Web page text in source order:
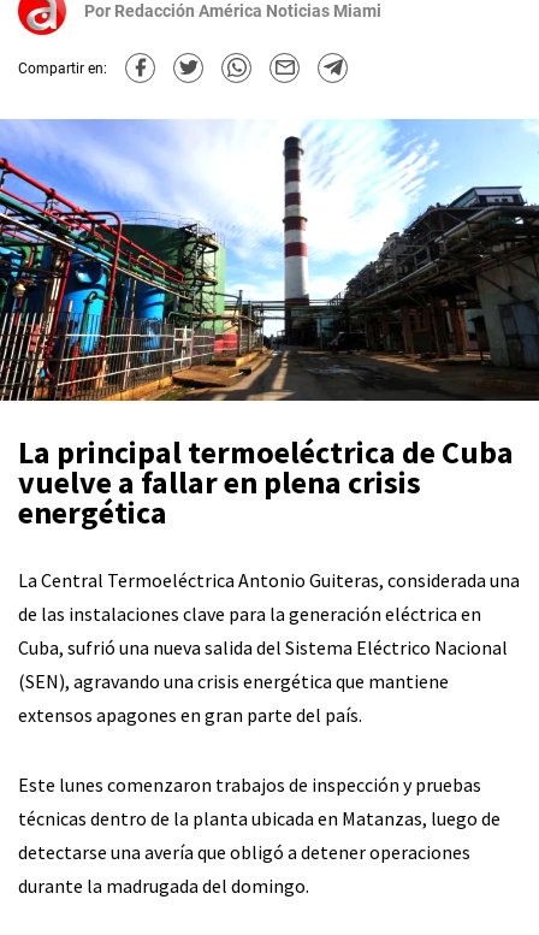
Por Redacción América Noticias Miami
Compartir en:
La principal termoeléctrica de Cuba
vuelve a fallar en plena crisis
energética
La Central Termoeléctrica Antonio Guiteras, considerada una
de las instalaciones clave para la generación eléctrica en
Cuba, sufrió una nueva salida del Sistema Eléctrico Nacional
(SEN), agravando una crisis energética que mantiene
extensos apagones en gran parte del país.
Este lunes comenzaron trabajos de inspección y pruebas
técnicas dentro de la planta ubicada en Matanzas, luego de
detectarse una avería que obligó a detener operaciones
durante la madrugada del domingo.